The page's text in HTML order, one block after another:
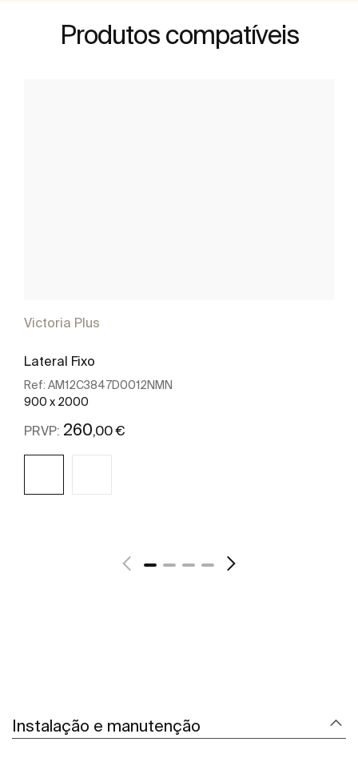
Produtos compatíveis
Victoria Plus
Lateral Fixo
Ref: AM12C3847D0012NMN
900 x 2000
PRVP: 260,00 €
Instalação e manutenção